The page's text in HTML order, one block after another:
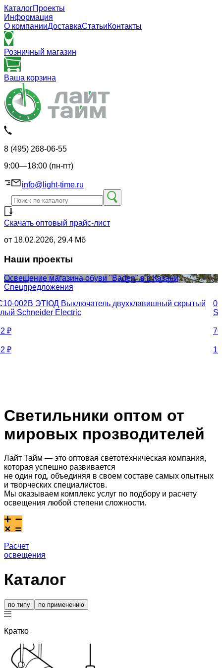
КаталогПроекты
Информация
О компанииДоставкаСтатьиКонтакты
Розничный магазин
Ваша корзина
8 (495) 268-06-55
9:00—18:00 (пн-пт)
info@light-time.ru
Скачать оптовый прайс-лист
от 18.02.2026, 29.4 Мб
Наши проекты
Освещение магазина обуви "Baden" в г. Казани
Спецпредложения
002B ЭТЮД Выключатель двухклавишный скрытый
Schneider Electric
₽
₽
70
Светильники оптом от
мировых прозводителей
Лайт Тайм — это оптовая светотехническая компания,
которая успешно развивается
не один год, объединяя в своем составе самых опытных
и творческих специалистов.
Мы оказываем комплекс услуг по подбору и расчету
освещения любой степени сложности.
Расчет
освещения
Каталог
по типу по применению
Кратко